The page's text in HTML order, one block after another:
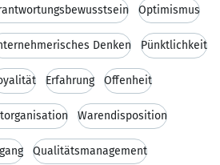
Optimismus
Denken Pünktlichkeit
Erfahrung Offenheit
Warendisposition
Qualitätsmanagement